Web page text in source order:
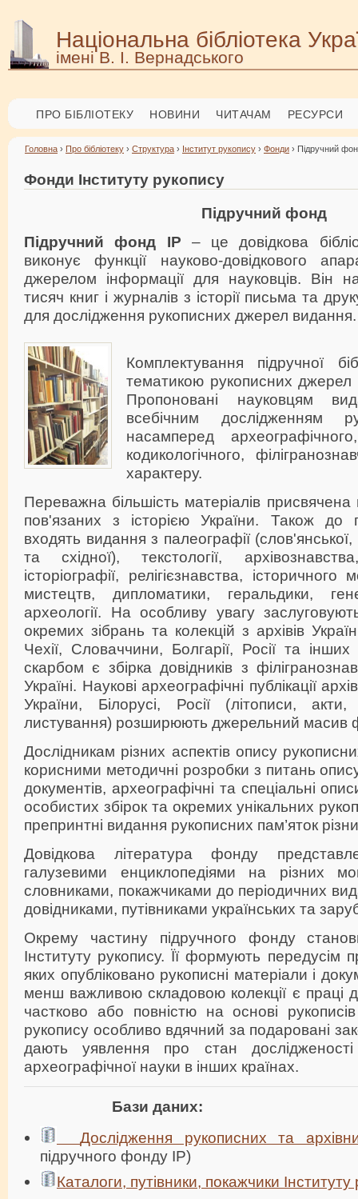
Національна бібліотека
імені В. І. Вернадського
ПРО БІБЛІОТЕКУ НОВИНИ ЧИТАЧАМ РЕСУРСИ
Головна › Про бібліотеку › Структура › Інститут рукопису › Фонди › Підручний
Фонди Інституту рукопису
Підручний фонд
Підручний фонд ІР – це довідкова
виконує функції науково-довідкового
джерелом інформації для науковців. Він
тисяч книг і журналів з історії письма та
для дослідження рукописних джерел видання.
Комплектування підручної
тематикою рукописних джерел
Пропоновані науковцям
всебічним дослідженням
насамперед
кодикологічного,
характеру.
Переважна більшість матеріалів присвячена
пов'язаних з історією України. Також до
входять видання з палеографії (слов'янської,
та східної), текстології,
історіографії, релігієзнавства, історичного
мистецтв, дипломатики, геральдики,
археології. На особливу увагу
окремих зібрань та колекцій з архівів
Чехії, Словаччини, Болгарії, Росії та
скарбом є збірка довідників з
Україні. Наукові археографічні публікації
України, Білорусі, Росії (літописи,
листування) розширюють джерельний масив
Дослідникам різних аспектів опису
корисними методичні розробки з питань
документів, археографічні та спеціальні
особистих збірок та окремих унікальних
препринтні видання рукописних пам’яток
Довідкова література фонду
галузевими енциклопедіями на різних
словниками, покажчиками до періодичних
довідниками, путівниками українських та
Окрему частину підручного фонду
Інституту рукопису. Її формують передусім
яких опубліковано рукописні матеріали і
менш важливою складовою колекції є праці
частково або повністю на основі рукописів
рукопису особливо вдячний за подаровані
дають уявлення про стан
археографічної науки в інших країнах.
Бази даних:
Дослідження рукописних та
підручного фонду ІР)
Каталоги, путівники, покажчики Інституту